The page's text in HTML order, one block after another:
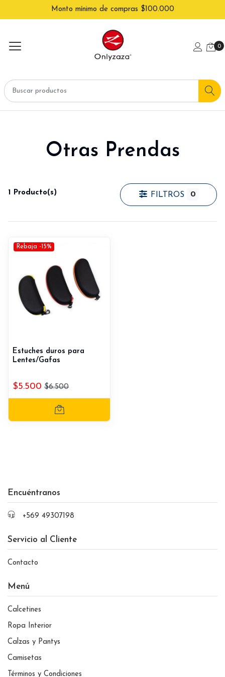
Monto mínimo de compras $100.000
0
Otras Prendas
1 Producto(s) FILTROS 0
Rebaja -15%
Estuches duros para
Lentes/Gafas
$5.500 $6.500
Encuéntranos
+569 49307198
Servicio al Cliente
Contacto
Menú
Calcetines
Ropa Interior
Calzas y Pantys
Camisetas
Términos y Condiciones